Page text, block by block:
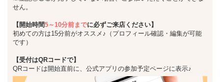
せん。
【開始時間5～10分前までに必ずご来店ください】
初めての方は15分前がオススメ♪（プロフィール確認・編集が可能
です）
【受付はQRコードで】
QRコードは開始直前に、公式アプリの参加予定ページに表示♪